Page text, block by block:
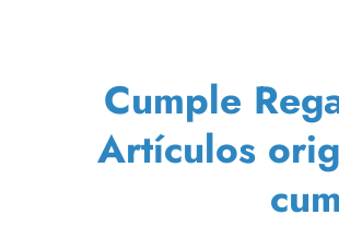
Cumple
Artículos